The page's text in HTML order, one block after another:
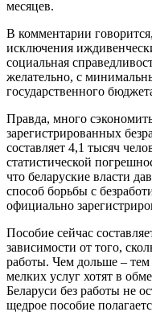
месяцев.
В комментарии
исключения
социальная
желательно, с
государственного
Правда, много
зарегистрированных
составляет 4,1 тысяч
статистической
что беларуские власти
способ борьбы с
официально
Пособие сейчас
зависимости от того,
работы. Чем дольше –
мелких услуг хотят в
Беларуси без работы не
щедрое пособие